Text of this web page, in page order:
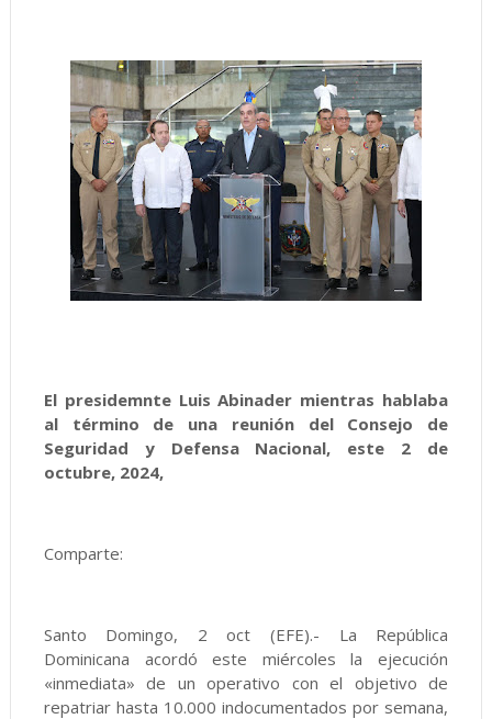
El presidemnte Luis Abinader mientras hablaba
al término de una reunión del Consejo de
Seguridad y Defensa Nacional, este 2 de
octubre, 2024,
Comparte:
Santo Domingo, 2 oct (EFE).- La República
Dominicana acordó este miércoles la ejecución
«inmediata» de un operativo con el objetivo de
repatriar hasta 10.000 indocumentados por semana,